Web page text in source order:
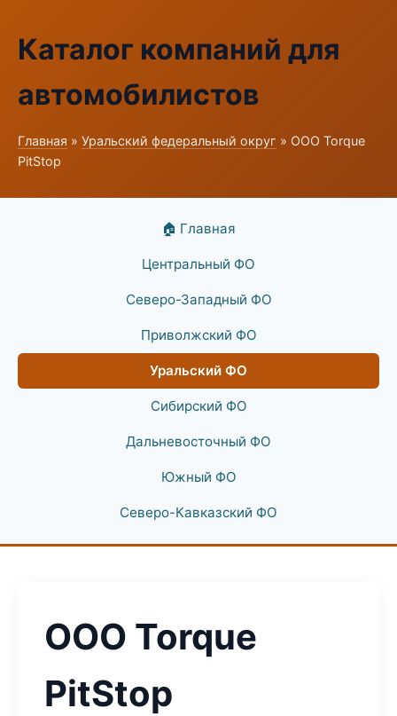
Каталог компаний для
автомобилистов
Главная » Уральский федеральный округ » ООО Torque
PitStop
🏠 Главная
Центральный ФО
Северо-Западный ФО
Приволжский ФО
Уральский ФО
Сибирский ФО
Дальневосточный ФО
Южный ФО
Северо-Кавказский ФО
ООО Torque
PitStop